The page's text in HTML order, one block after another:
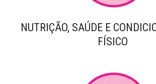
NUTRIÇÃO, SAÚDE E
FÍSICO